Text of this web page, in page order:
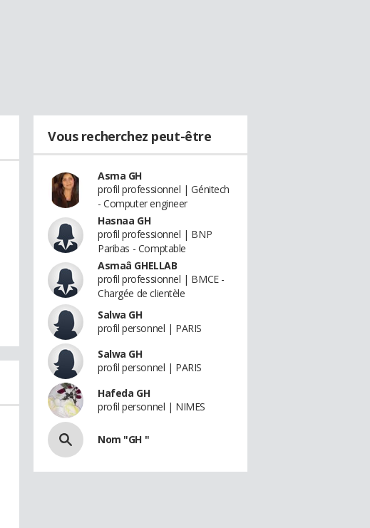
Vous recherchez peut-être
Asma GH
profil professionnel | Génitech
- Computer engineer
Hasnaa GH
profil professionnel | BNP
Paribas - Comptable
Asmaâ GHELLAB
profil professionnel | BMCE -
Chargée de clientèle
Salwa GH
profil personnel | PARIS
Salwa GH
profil personnel | PARIS
Hafeda GH
profil personnel | NIMES
Nom "GH "